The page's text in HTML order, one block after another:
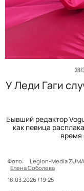
У Леди Гаги
Бывший редактор
как певица
время
Фото: Legion-Media
Елена Соболева
18.03.2026 / 19:25